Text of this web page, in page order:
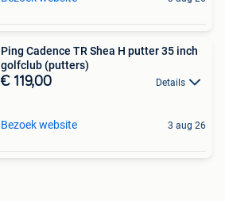
Ping Cadence TR Shea H putter 35 inch
golfclub (putters)
€ 119,00 Details
Bezoek website 3 aug 26